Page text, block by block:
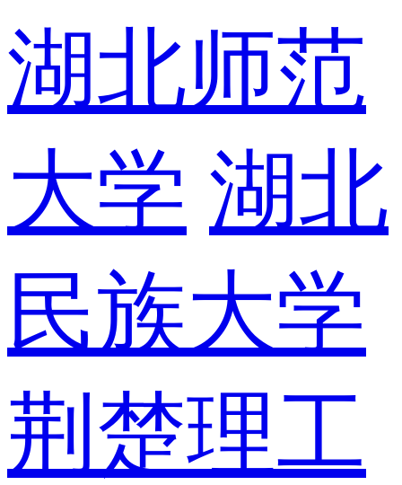
湖北师范
大学 湖北
民族大学
荆楚理工